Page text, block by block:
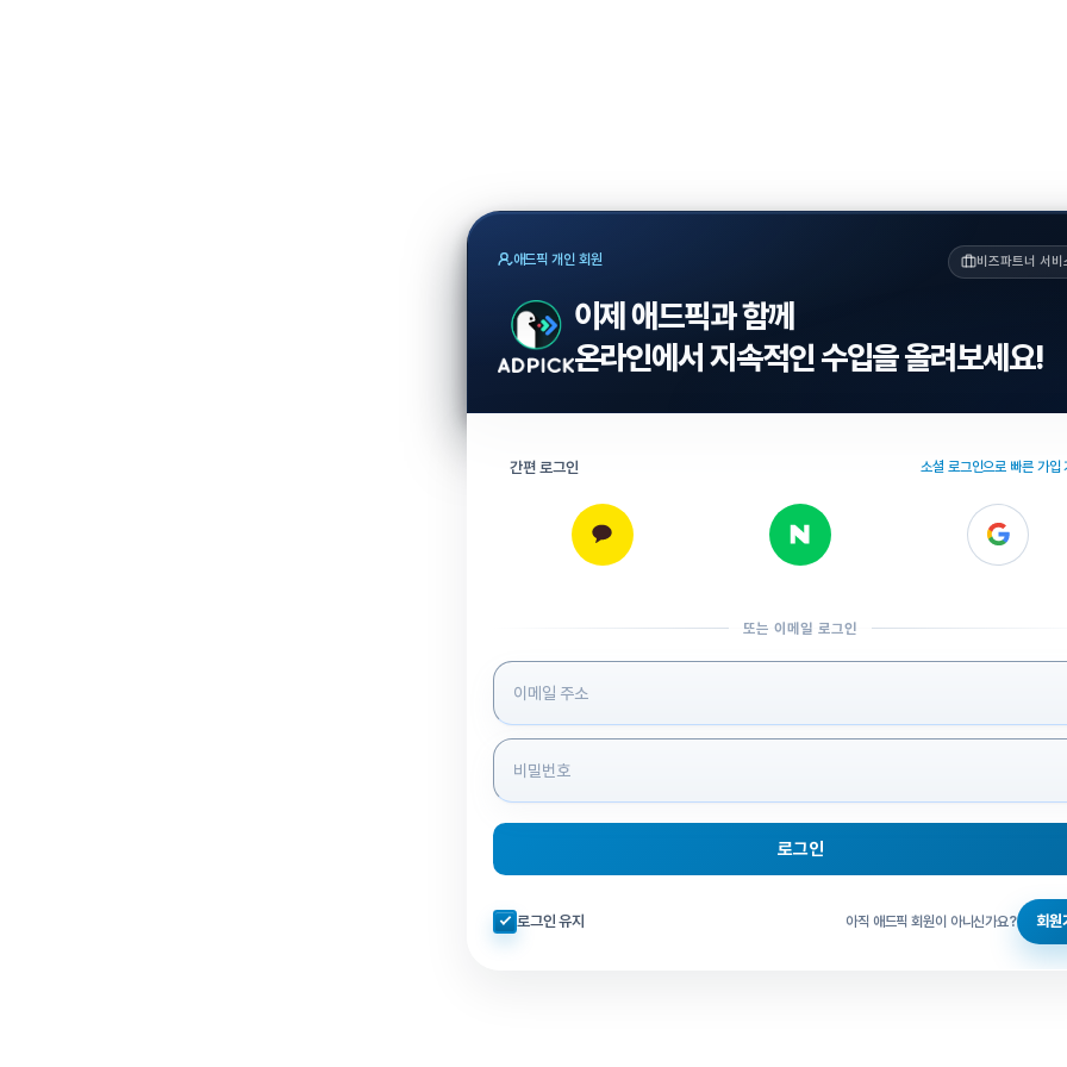
애드픽 개인 회원 비즈파트너 서비
이제 애드픽과 함께
온라인에서 지속적인 수입을 올려보세요!
간편 로그인 소셜 로그인으로 빠른 가입
또는 이메일 로그인
로그인 정보 입력
로그인
자동로그인 체크
로그인 유지 아직 애드픽 회원이 아니신가요? 회원